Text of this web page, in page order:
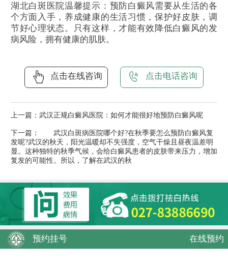
湖北白斑医院温馨提示：预防白癜风需要从生活的各
个方面入手，养成健康的生活习惯，保护好皮肤，调
节好心理状态。只有这样，才能有效降低白癜风的发
病风险，拥有健康的肌肤。
点击在线咨询 点击电话咨询
上一篇： 武汉正规白癜风医院：如何才能很好地预防白癜风呢
下一篇：
武汉白斑病医院哪个好?在秋季要怎么预防白癜风复
发呢?武汉的秋天，阳光温暖却不失强度，空气干燥且昼夜温差明
显。这种独特的秋季气候，会给白癜风患者的皮肤带来压力，增加
复发的可能性。所以，了解在武汉的秋
预约挂号 在线预约